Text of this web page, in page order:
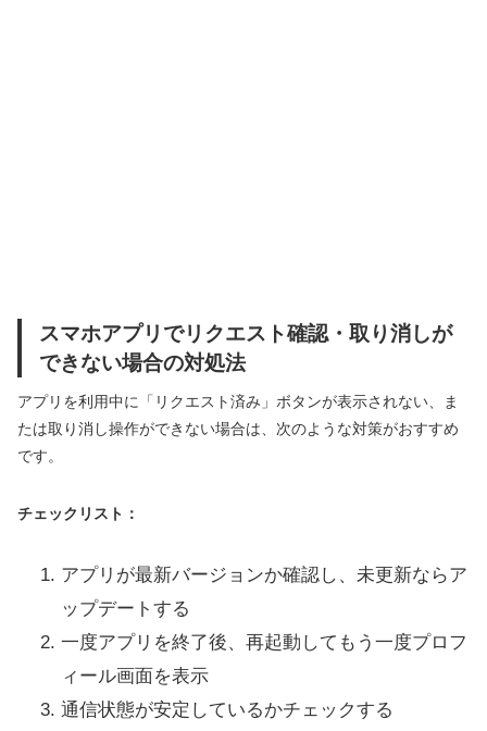
スマホアプリでリクエスト確認・取り消しが
できない場合の対処法
アプリを利用中に「リクエスト済み」ボタンが表示されない、ま
たは取り消し操作ができない場合は、次のような対策がおすすめ
です。
チェックリスト：
アプリが最新バージョンか確認し、未更新ならア
ップデートする
一度アプリを終了後、再起動してもう一度プロフ
ィール画面を表示
通信状態が安定しているかチェックする